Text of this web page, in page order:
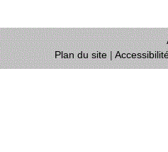
Plan du site|